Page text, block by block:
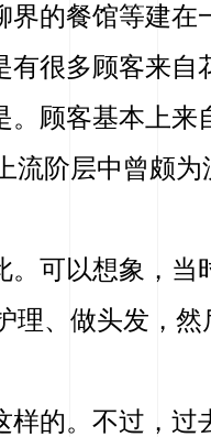
界的餐馆等建在
有很多顾客来自
。顾客基本上来
流阶层中曾颇
。可以想象，当
理、做头发，
样的。不过，过